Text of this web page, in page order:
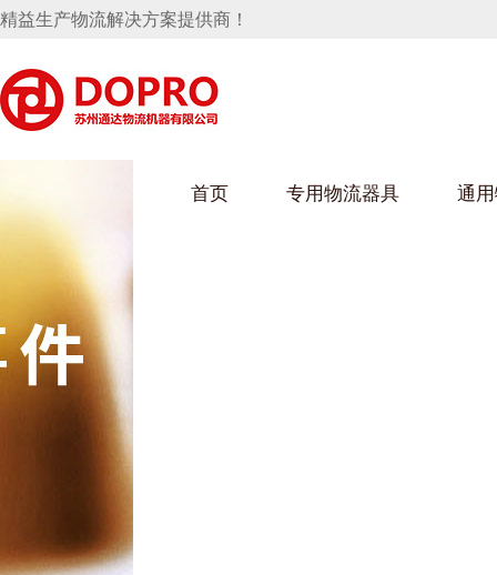
精益生产物流解决方案提供商！
首页 专用物流器具
葫芦娃下载最污架
保险杠料架
消声器料架
通
车
料架
桶水箱支架
行业